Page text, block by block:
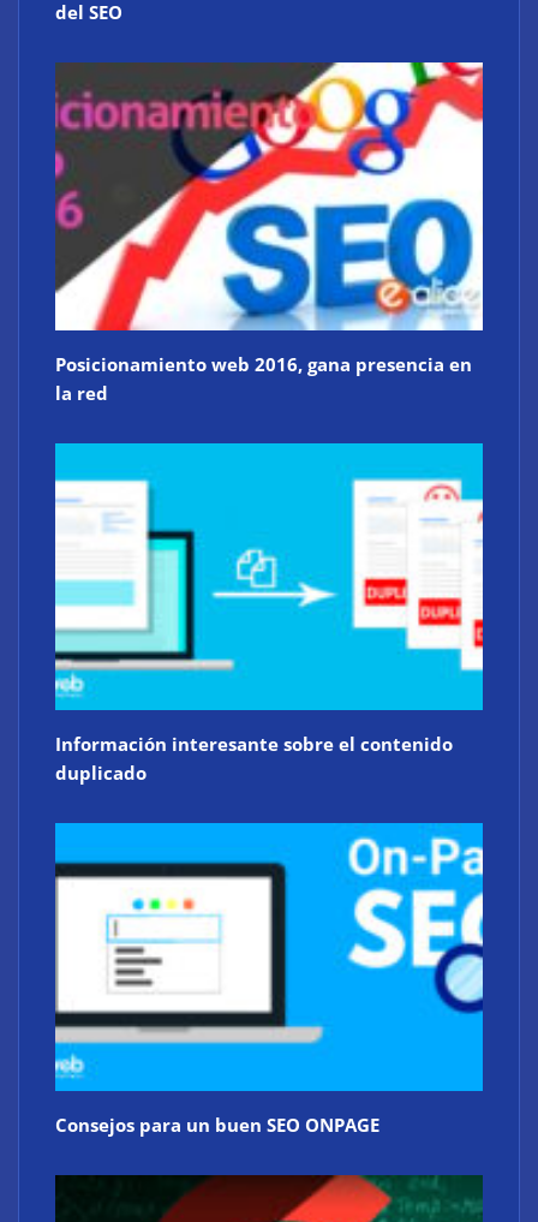
del SEO
Posicionamiento web 2016, gana presencia en
la red
Información interesante sobre el contenido
duplicado
Consejos para un buen SEO ONPAGE